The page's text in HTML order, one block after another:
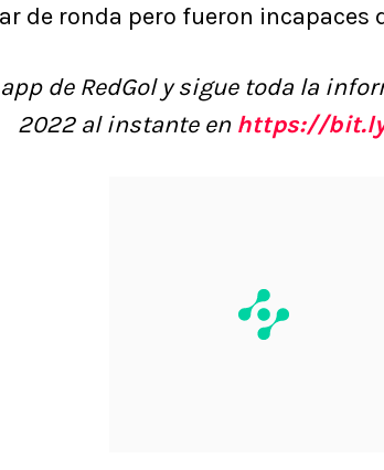
de ronda pero fueron incapaces
de RedGol y sigue toda la
2022 al instante en https://